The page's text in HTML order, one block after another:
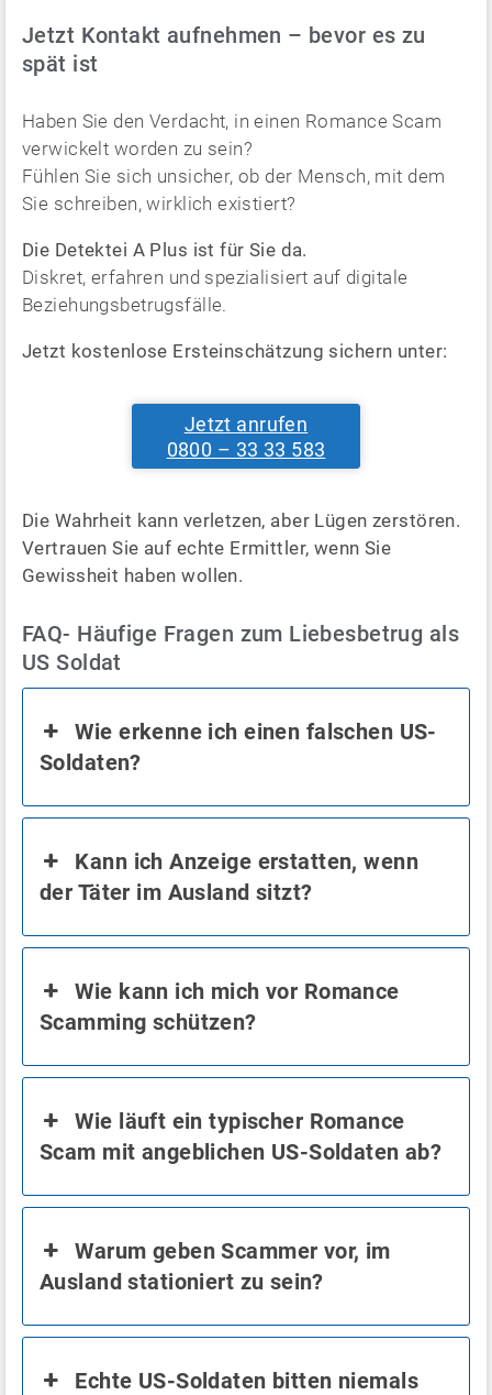
Jetzt Kontakt aufnehmen – bevor es zu
spät ist
Haben Sie den Verdacht, in einen Romance Scam
verwickelt worden zu sein?
Fühlen Sie sich unsicher, ob der Mensch, mit dem
Sie schreiben, wirklich existiert?
Die Detektei A Plus ist für Sie da.
Diskret, erfahren und spezialisiert auf digitale
Beziehungsbetrugsfälle.
Jetzt kostenlose Ersteinschätzung sichern unter:
Jetzt anrufen
0800 – 33 33 583
Die Wahrheit kann verletzen, aber Lügen zerstören.
Vertrauen Sie auf echte Ermittler, wenn Sie
Gewissheit haben wollen.
FAQ- Häufige Fragen zum Liebesbetrug als
US Soldat
Wie erkenne ich einen falschen US-
Soldaten?
Kann ich Anzeige erstatten, wenn
der Täter im Ausland sitzt?
Wie kann ich mich vor Romance
Scamming schützen?
Wie läuft ein typischer Romance
Scam mit angeblichen US-Soldaten ab?
Warum geben Scammer vor, im
Ausland stationiert zu sein?
Echte US-Soldaten bitten niemals